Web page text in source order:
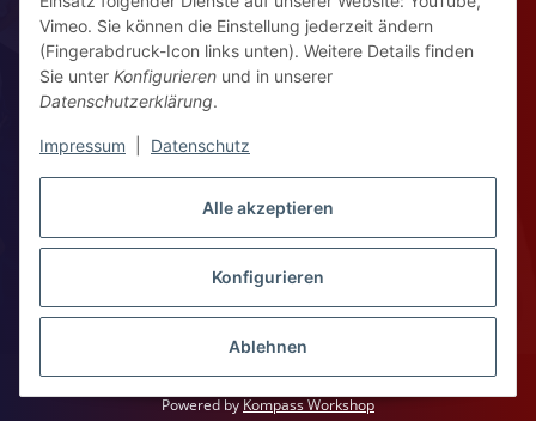
Alle akzeptieren
Konfigurieren
Ablehnen
Vimeo. Sie können die Einstellung jederzeit ändern
(Fingerabdruck-Icon links unten). Weitere Details finden
Sie unter Konfigurieren und in unserer
Datenschutzerklärung.
Impressum Datenschutz
Ziegelhüttenstr 30, 64832 Babenhausen
+49 6073 7250531
Vertrag widerrufen
* Alle Preise zzgl. gesetzlicher USt., zzgl.Versand
Copyright 2026 © Kompass Workshop
Powered by Kompass Workshop
WhatsApp – Click to Chat